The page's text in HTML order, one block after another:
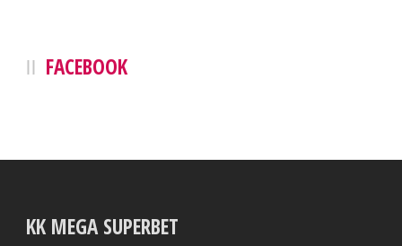
FACEBOOK
KK MEGA SUPERBET